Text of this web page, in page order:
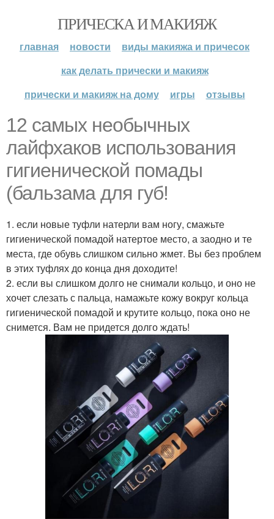
ПРИЧЕСКА И МАКИЯЖ
главная новости
виды макияжа и причесок
как делать прически и макияж
прически и макияж на дому
игры отзывы
12 самых необычных
лайфхаков использования
гигиенической помады
(бальзама для губ!
1. если новые туфли натерли вам ногу, смажьте
гигиенической помадой натертое место, а заодно и те
места, где обувь слишком сильно жмет. Вы без проблем
в этих туфлях до конца дня доходите!
2. если вы слишком долго не снимали кольцо, и оно не
хочет слезать с пальца, намажьте кожу вокруг кольца
гигиенической помадой и крутите кольцо, пока оно не
снимется. Вам не придется долго ждать!